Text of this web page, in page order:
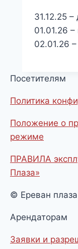
31.12.25
01.01.26
02.01.26
Посетителям
Политика
Положение о
режиме
ПРАВИЛА
Плаза»
© Ереван
Арендаторам
Заявки и